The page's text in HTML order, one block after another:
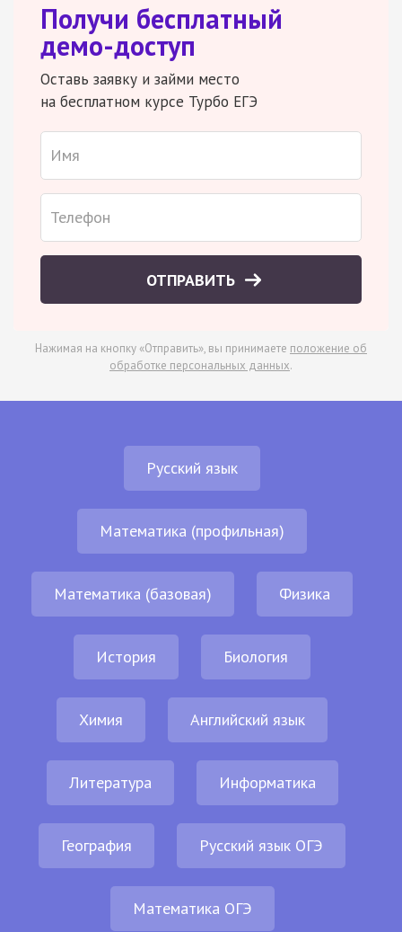
Получи бесплатный
демо-доступ
Оставь заявку и займи место
на бесплатном курсе Турбо ЕГЭ
ОТПРАВИТЬ
Нажимая на кнопку «Отправить», вы принимаете положение об
обработке персональных данных.
Русский язык
Математика (профильная)
Математика (базовая) Физика
История Биология
Химия Английский язык
Литература Информатика
География Русский язык ОГЭ
Математика ОГЭ